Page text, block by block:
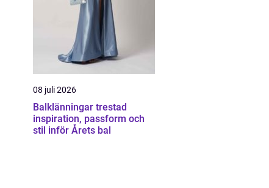
08 juli 2026
Balklänningar trestad
inspiration, passform och
stil inför Årets bal